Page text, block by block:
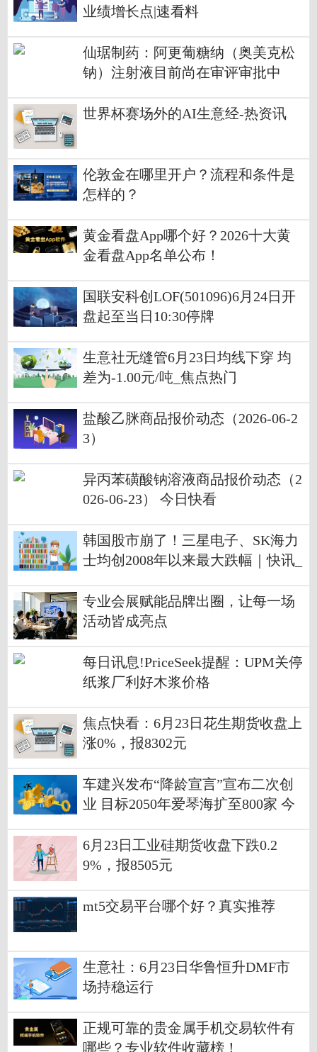
业绩增长点|速看料
仙琚制药：阿更葡糖纳（奥美克松
钠）注射液目前尚在审评审批中
世界杯赛场外的AI生意经-热资讯
伦敦金在哪里开户？流程和条件是
怎样的？
黄金看盘App哪个好？2026十大黄
金看盘App名单公布！
国联安科创LOF(501096)6月24日开
盘起至当日10:30停牌
生意社无缝管6月23日均线下穿 均
差为-1.00元/吨_焦点热门
盐酸乙脒商品报价动态（2026-06-2
3）
异丙苯磺酸钠溶液商品报价动态（2
026-06-23） 今日快看
韩国股市崩了！三星电子、SK海力
士均创2008年以来最大跌幅｜快讯_
专业会展赋能品牌出圈，让每一场
活动皆成亮点
每日讯息!PriceSeek提醒：UPM关停
纸浆厂利好木浆价格
焦点快看：6月23日花生期货收盘上
涨0%，报8302元
车建兴发布“降龄宣言”宣布二次创
业 目标2050年爱琴海扩至800家 今
6月23日工业硅期货收盘下跌0.2
9%，报8505元
mt5交易平台哪个好？真实推荐
生意社：6月23日华鲁恒升DMF市
场持稳运行
正规可靠的贵金属手机交易软件有
哪些？专业软件收藏榜！